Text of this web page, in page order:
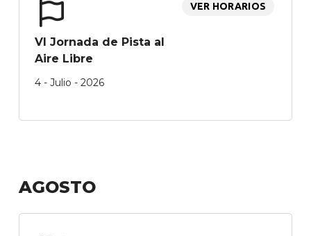
VI Jornada de Pista al
Aire Libre
4 - Julio - 2026
VER HORARIOS
AGOSTO